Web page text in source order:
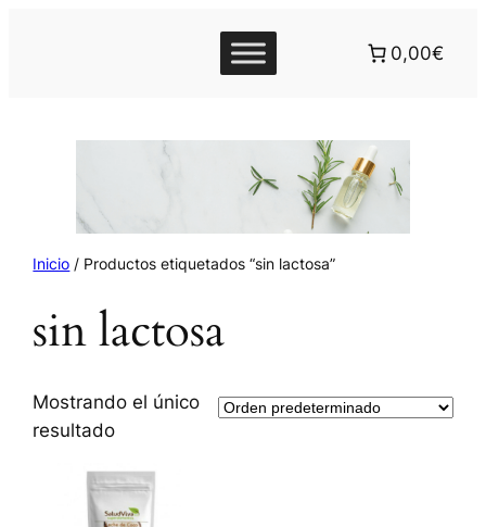
0,00€
Inicio / Productos etiquetados “sin lactosa”
sin lactosa
Mostrando el único
resultado